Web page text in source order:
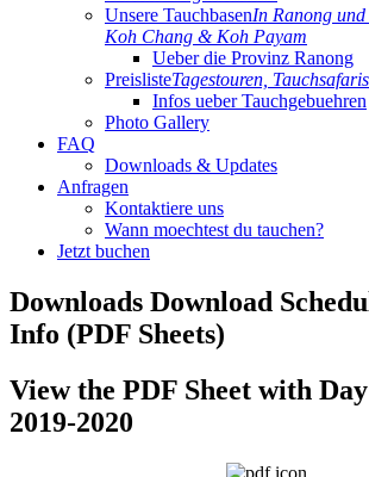
Unsere TauchbasenIn Ranong
Koh Chang & Koh Payam
Ueber die Provinz Ranong
PreislisteTagestouren,
Infos ueber Tauchgebuehren
Photo Gallery
FAQ
Downloads & Updates
Anfragen
Kontaktiere uns
Wann moechtest du tauchen?
Jetzt buchen
Downloads Download
Info (PDF Sheets)
View the PDF Sheet with
2019-2020